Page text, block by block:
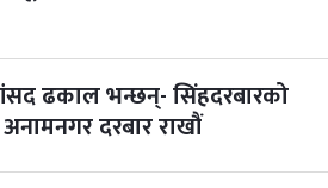
ढकाल भन्छन्- सिंहदरबारको
दरबार राखौं